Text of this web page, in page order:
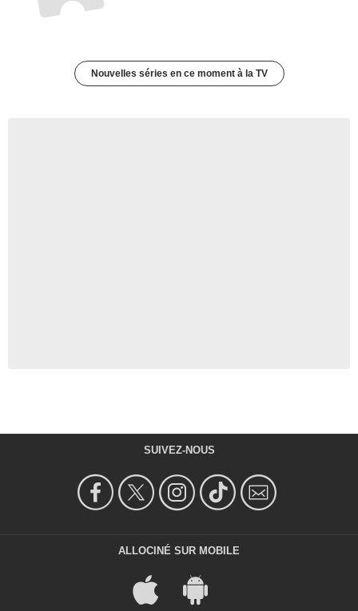
Nouvelles séries en ce moment à la TV
SUIVEZ-NOUS
ALLOCINÉ SUR MOBILE